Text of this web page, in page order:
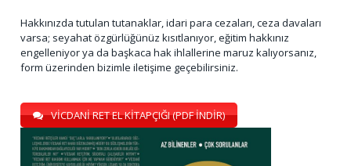
Hakkınızda tutulan tutanaklar, idari para cezaları, ceza davaları
varsa; seyahat özgürlüğünüz kısıtlanıyor, eğitim hakkınız
engelleniyor ya da başkaca hak ihlallerine maruz kalıyorsanız,
form üzerinden bizimle iletişime geçebilirsiniz.
VİCDANİ RET EL KİTAPÇIĞI (PDF İNDİR)